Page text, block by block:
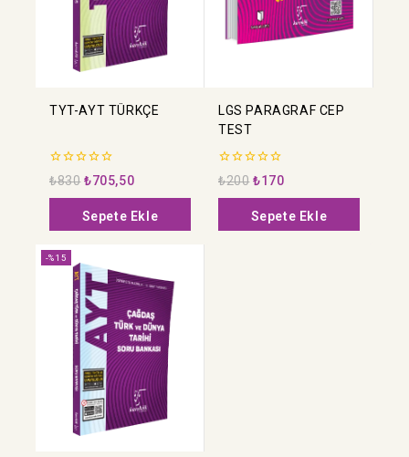
TYT-AYT TÜRKÇE
0
5
üzerinden
₺830 ₺705,50
Sepete Ekle
LGS PARAGRAF CEP
TEST
0
5
üzerinden
₺200 ₺170
Sepete Ekle
-%15